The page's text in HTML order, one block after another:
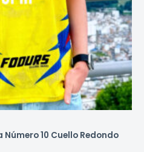
10 Cuello Redondo